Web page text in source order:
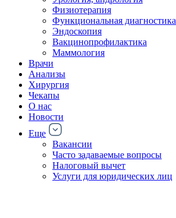
Физиотерапия
Функциональная диагностика
Эндоскопия
Вакцинопрофилактика
Маммология
Врачи
Анализы
Хирургия
Чекапы
О нас
Новости
Еще
Вакансии
Часто задаваемые вопросы
Налоговый вычет
Услуги для юридических лиц